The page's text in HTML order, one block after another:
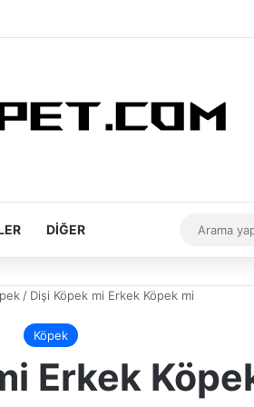
DIĞER Rastgele Makale
Kenar Bölmesi
Dış
/ Dişi Köpek mi Erkek Köpek mi
Köpek
Erkek